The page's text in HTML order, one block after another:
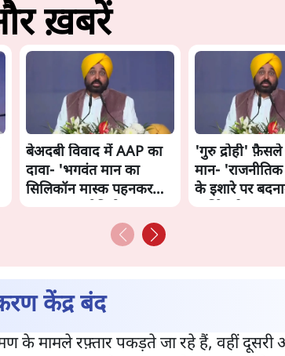
ख़बरें
बेअदबी विवाद में AAP का
दावा- 'भगवंत मान का
सिलिकॉन मास्क पहनकर
'गुरु द्रोही' फ़ैसले
मान-
के इशारे पर
केंद्र बंद
के मामले रफ़्तार पकड़ते जा रहे हैं, वहीं दूसरी